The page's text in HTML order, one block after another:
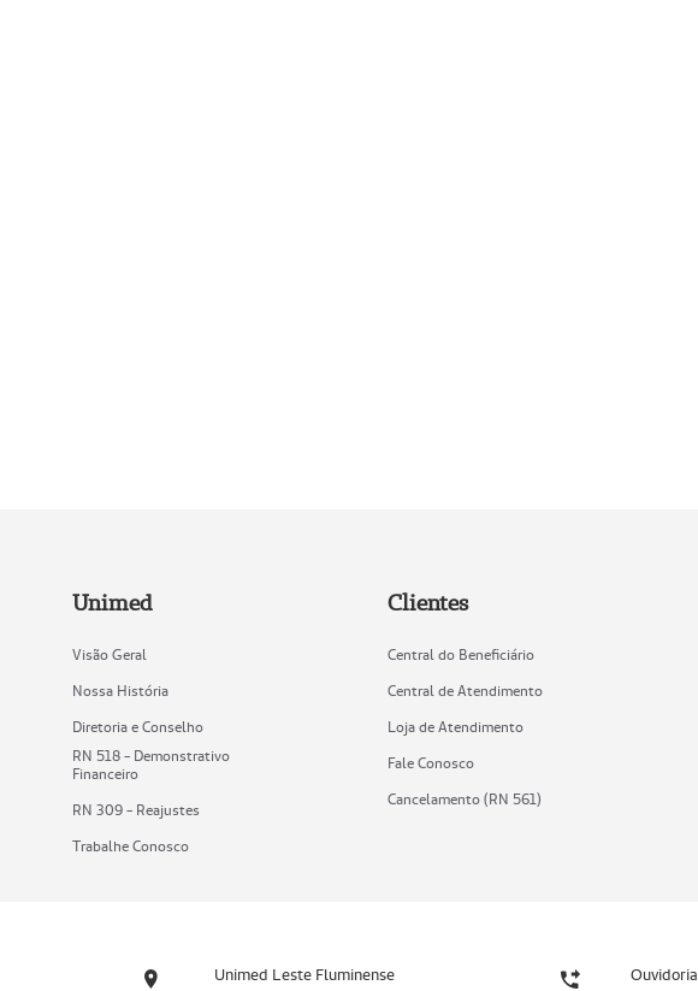
Unimed
Visão Geral
Nossa História
Diretoria e Conselho
RN 518 - Demonstrativo
Financeiro
RN 309 - Reajustes
Trabalhe Conosco
Clientes
Central do Beneficiário
Central de Atendimento
Loja de Atendimento
Fale Conosco
Cancelamento (RN 561)
Unimed Leste Fluminense Ouvidoria